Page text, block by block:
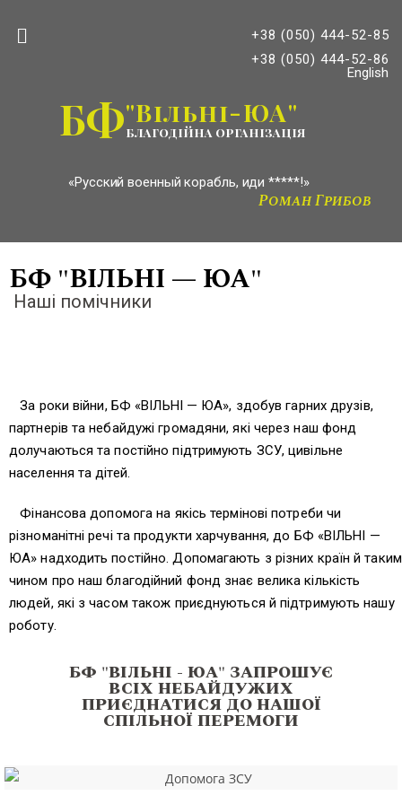
+38 (050) 444-52-85
+38 (050) 444-52-86
English
БФ"Вільні-ЮА"
благодійна організація
«Русский военный корабль, иди *****!»
Роман Грибов
БФ "ВIЛЬНI — ЮА"
Наші помічники
За роки війни, БФ «ВIЛЬНI — ЮА», здобув гарних друзів,
партнерів та небайдужі громадяни, які через наш фонд
долучаються та постійно підтримують ЗСУ, цивільне
населення та дітей.
Фінансова допомога на якісь термінові потреби чи
різноманітні речі та продукти харчування, до БФ «ВIЛЬНI —
ЮА» надходить постійно. Допомагають з різних країн й таким
чином про наш благодійний фонд знає велика кількість
людей, які з часом також приєднуються й підтримують нашу
роботу.
БФ "ВIЛЬНI - ЮА" ЗАПРОШУЄ
ВСІХ НЕБАЙДУЖИХ
ПРИЄДНАТИСЯ ДО НАШОЇ
СПІЛЬНОЇ ПЕРЕМОГИ